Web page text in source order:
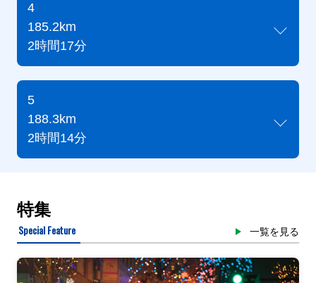
4
185.2km
2時間17分
5
188.3km
2時間14分
特集
Special Feature 一覧を見る